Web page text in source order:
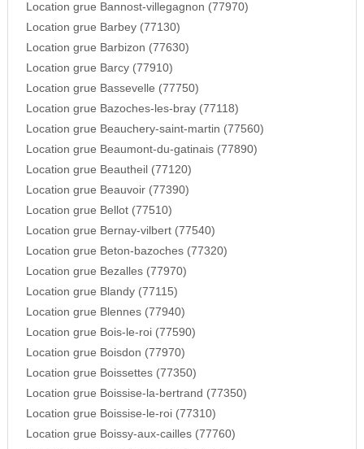
Location grue Bannost-villegagnon (77970)
Location grue Barbey (77130)
Location grue Barbizon (77630)
Location grue Barcy (77910)
Location grue Bassevelle (77750)
Location grue Bazoches-les-bray (77118)
Location grue Beauchery-saint-martin (77560)
Location grue Beaumont-du-gatinais (77890)
Location grue Beautheil (77120)
Location grue Beauvoir (77390)
Location grue Bellot (77510)
Location grue Bernay-vilbert (77540)
Location grue Beton-bazoches (77320)
Location grue Bezalles (77970)
Location grue Blandy (77115)
Location grue Blennes (77940)
Location grue Bois-le-roi (77590)
Location grue Boisdon (77970)
Location grue Boissettes (77350)
Location grue Boissise-la-bertrand (77350)
Location grue Boissise-le-roi (77310)
Location grue Boissy-aux-cailles (77760)